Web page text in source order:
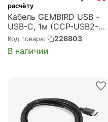
расчёту
Кабель GEMBIRD USB -
USB-C, 1м (CCP-USB2-
AMCM-1M)
Код товара: 226803
В наличии